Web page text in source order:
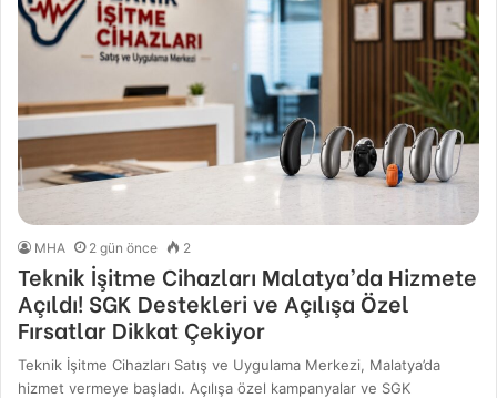
MHA 2 gün önce 2
Teknik İşitme Cihazları Malatya’da Hizmete
Açıldı! SGK Destekleri ve Açılışa Özel
Fırsatlar Dikkat Çekiyor
Teknik İşitme Cihazları Satış ve Uygulama Merkezi, Malatya’da
hizmet vermeye başladı. Açılışa özel kampanyalar ve SGK